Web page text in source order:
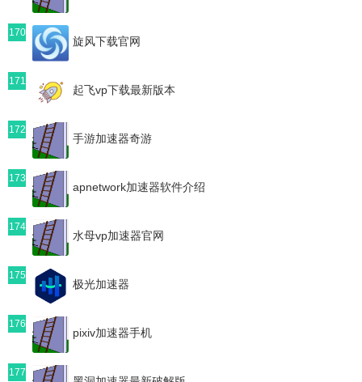
170
旋风下载官网
171
起飞vp下载最新版本
172
手游加速器奇游
173
apnetwork加速器软件介绍
174
水母vp加速器官网
175
极光加速器
176
pixiv加速器手机
177